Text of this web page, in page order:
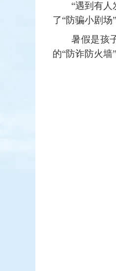
“遇到有
了“防骗小剧场
暑假是孩
的“防诈防火墙